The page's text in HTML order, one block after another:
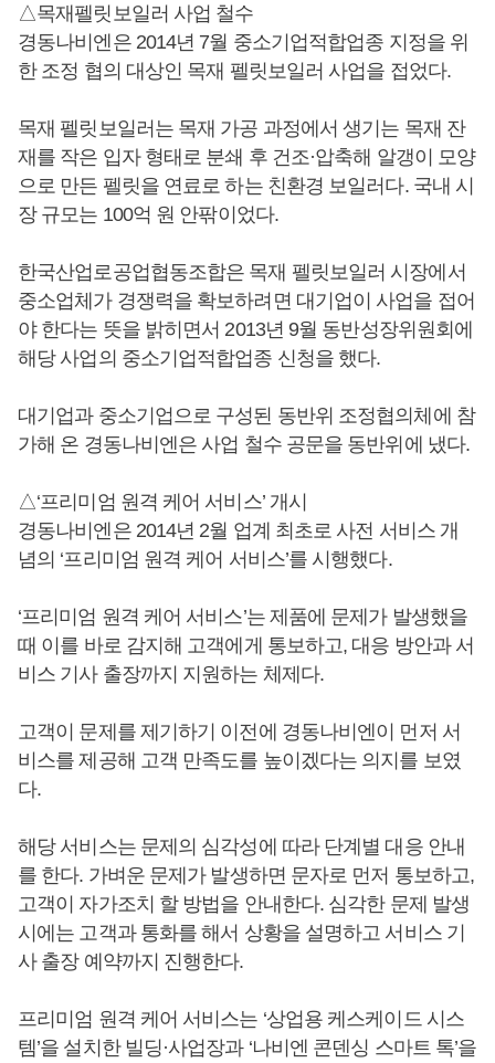
△목재펠릿보일러 사업 철수
경동나비엔은 2014년 7월 중소기업적합업종 지정을 위
한 조정 협의 대상인 목재 펠릿보일러 사업을 접었다.
목재 펠릿보일러는 목재 가공 과정에서 생기는 목재 잔
재를 작은 입자 형태로 분쇄 후 건조·압축해 알갱이 모양
으로 만든 펠릿을 연료로 하는 친환경 보일러다. 국내 시
장 규모는 100억 원 안팎이었다.
한국산업로공업협동조합은 목재 펠릿보일러 시장에서
중소업체가 경쟁력을 확보하려면 대기업이 사업을 접어
야 한다는 뜻을 밝히면서 2013년 9월 동반성장위원회에
해당 사업의 중소기업적합업종 신청을 했다.
대기업과 중소기업으로 구성된 동반위 조정협의체에 참
가해 온 경동나비엔은 사업 철수 공문을 동반위에 냈다.
△‘프리미엄 원격 케어 서비스’ 개시
경동나비엔은 2014년 2월 업계 최초로 사전 서비스 개
념의 ‘프리미엄 원격 케어 서비스’를 시행했다.
‘프리미엄 원격 케어 서비스’는 제품에 문제가 발생했을
때 이를 바로 감지해 고객에게 통보하고, 대응 방안과 서
비스 기사 출장까지 지원하는 체제다.
고객이 문제를 제기하기 이전에 경동나비엔이 먼저 서
비스를 제공해 고객 만족도를 높이겠다는 의지를 보였
다.
해당 서비스는 문제의 심각성에 따라 단계별 대응 안내
를 한다. 가벼운 문제가 발생하면 문자로 먼저 통보하고,
고객이 자가조치 할 방법을 안내한다. 심각한 문제 발생
시에는 고객과 통화를 해서 상황을 설명하고 서비스 기
사 출장 예약까지 진행한다.
프리미엄 원격 케어 서비스는 ‘상업용 케스케이드 시스
템’을 설치한 빌딩·사업장과 ‘나비엔 콘덴싱 스마트 톡’을